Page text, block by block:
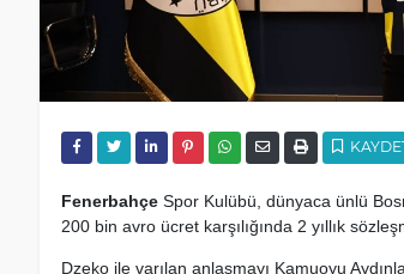
FenerbahçeSpor Kulübü, dünyaca ünlü
200 bin avro ücret karşılığında 2 yıllık
Dzeko ile varılan anlaşmayı Kamuoyu